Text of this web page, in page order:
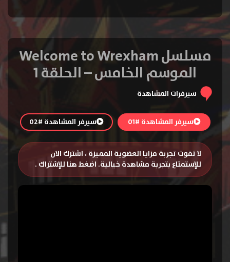
مسلسل Welcome to Wrexham
الموسم الخامس – الحلقة 1
سيرفرات المشاهدة
سيرفر المشاهدة #01 سيرفر المشاهدة #02
لا تفوت تجربة مزايا العضوية المميزة ، اشترك الان
للإستمتاع بتجربة مشاهدة خيالية. اضغط هنا للإشتراك .